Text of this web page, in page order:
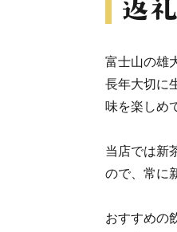
富士山の雄
長年大切に
味を楽しめ
当店では新
ので、常に
おすすめの